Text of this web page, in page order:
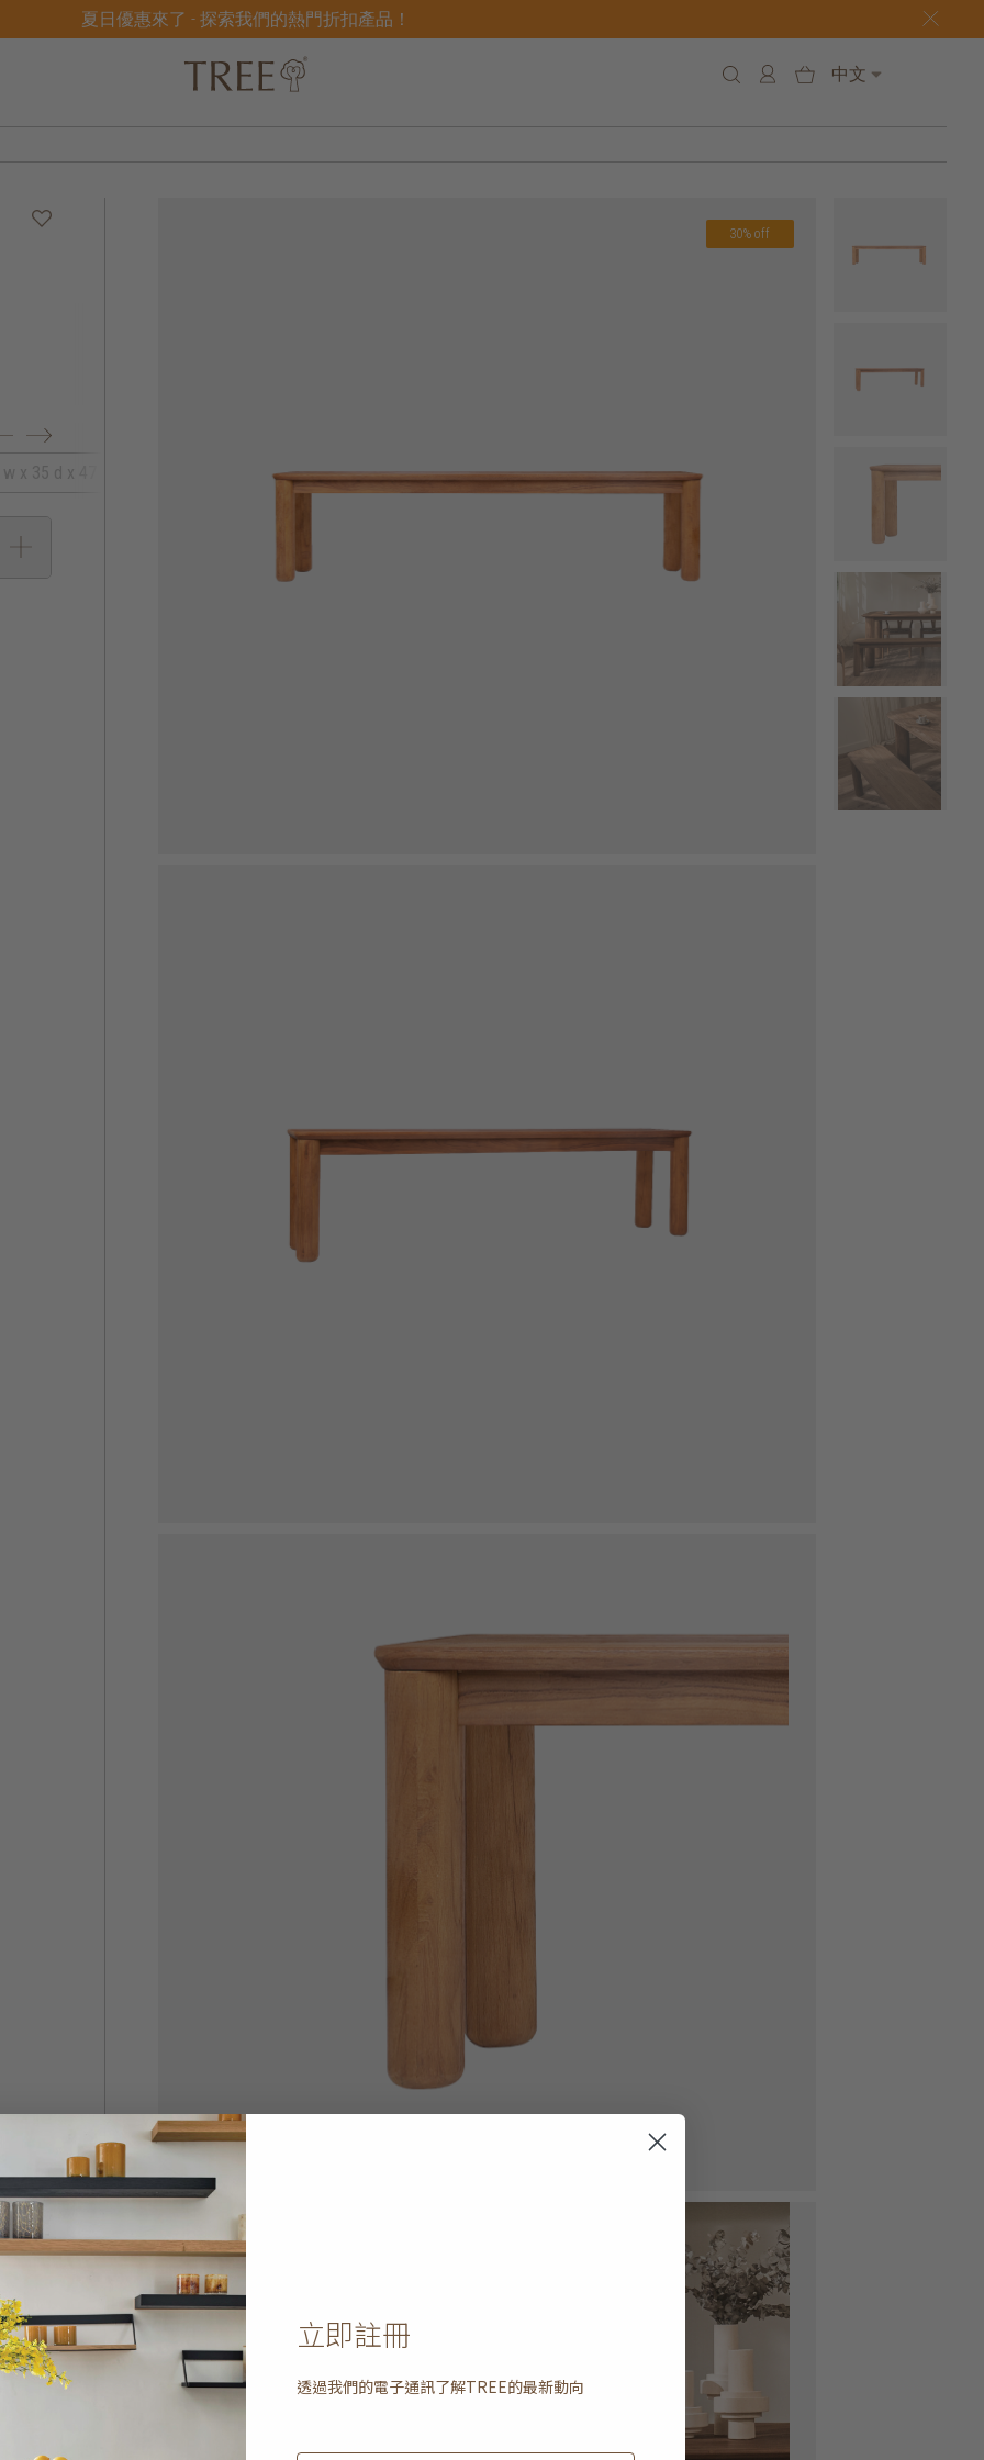
夏日優惠來了 - 探索我們的熱門折扣產品！
中文
30% off
164 w x 35 d x 47 h 179 w x 35 d x 47 h
立即註冊
透過我們的電子通訊了解TREE的最新動向